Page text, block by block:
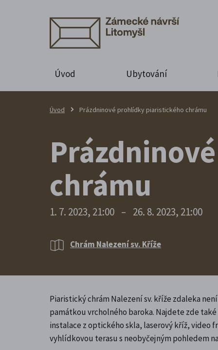
Úvod Ubytování
Úvod Prázdninové prohlídky piaristického chrámu
chrámu
1. 7. 2023, 21:00 – 26. 8. 2023, 21:00
Chrám Nalezení sv. Kříže
Piaristický chrám Nalezení sv. kříže zdaleka
památkou vrcholného baroka. Najdete zde
instalace z optického skla, laserový kříž, video
vyhlídkovou terasu s neobyčejným pohledem